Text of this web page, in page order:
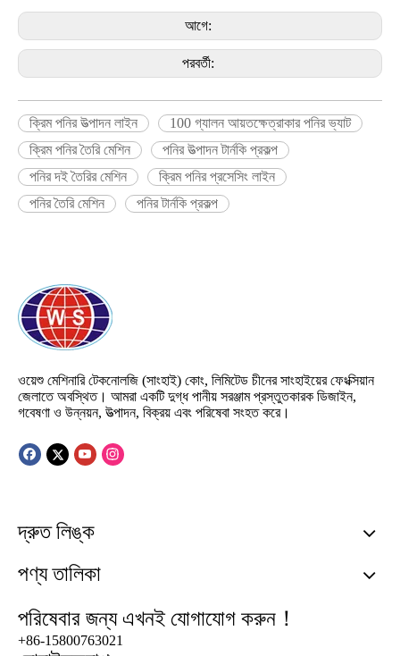
আগে:
পরবর্তী:
ক্রিম পনির উত্পাদন লাইন
100 গ্যালন আয়তক্ষেত্রাকার পনির ভ্যাট
ক্রিম পনির তৈরি মেশিন
পনির উত্পাদন টার্নকি প্রকল্প
পনির দই তৈরির মেশিন
ক্রিম পনির প্রসেসিং লাইন
পনির তৈরি মেশিন
পনির টার্নকি প্রকল্প
ওয়েশু মেশিনারি টেকনোলজি (সাংহাই) কোং, লিমিটেড চীনের সাংহাইয়ের ফেংক্সিয়ান
জেলাতে অবস্থিত। আমরা একটি দুগ্ধ পানীয় সরঞ্জাম প্রস্তুতকারক ডিজাইন,
গবেষণা ও উন্নয়ন, উত্পাদন, বিক্রয় এবং পরিষেবা সংহত করে।
দ্রুত লিঙ্ক
পণ্য তালিকা
পরিষেবার জন্য এখনই যোগাযোগ করুন！
+86-15800763021